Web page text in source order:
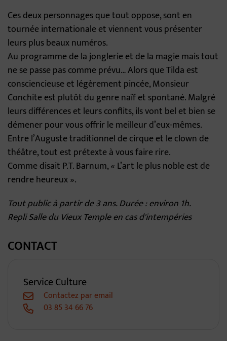
Ces deux personnages que tout oppose, sont en
tournée internationale et viennent vous présenter
leurs plus beaux numéros.
Au programme de la jonglerie et de la magie mais tout
ne se passe pas comme prévu… Alors que Tilda est
consciencieuse et légèrement pincée, Monsieur
Conchite est plutôt du genre naïf et spontané. Malgré
leurs différences et leurs conflits, ils vont bel et bien se
démener pour vous offrir le meilleur d’eux-mêmes.
Entre l’Auguste traditionnel de cirque et le clown de
théâtre, tout est prétexte à vous faire rire.
Comme disait P.T. Barnum, « L’art le plus noble est de
rendre heureux ».
Tout public à partir de 3 ans. Durée : environ 1h.
Repli Salle du Vieux Temple en cas d'intempéries
CONTACT
Service Culture
Contactez par email
03 85 34 66 76